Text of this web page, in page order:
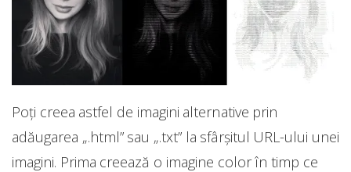
Poți creea astfel de imagini alternative prin
adăugarea „.html” sau „.txt” la sfârșitul URL-ului unei
imagini. Prima creează o imagine color în timp ce